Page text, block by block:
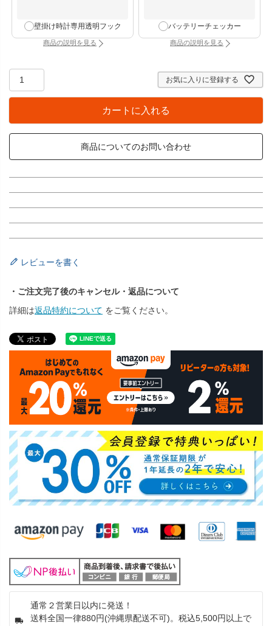
壁掛け時計専用透明フック
商品の説明を見る：壁掛け時計専用透明フック（別タブで開きます）
バッテリーチェッカー
商品の説明を見る：バッテリーチェッカ
お気に入りに登録する
カートに入れる
商品についてのお問い合わせ
レビューを書く
・ご注文完了後のキャンセル・返品について
詳細は返品特約について をご覧ください。
通常２営業日以内に発送！
送料全国一律880円(沖縄県配送不可)。税込5,500円以上で